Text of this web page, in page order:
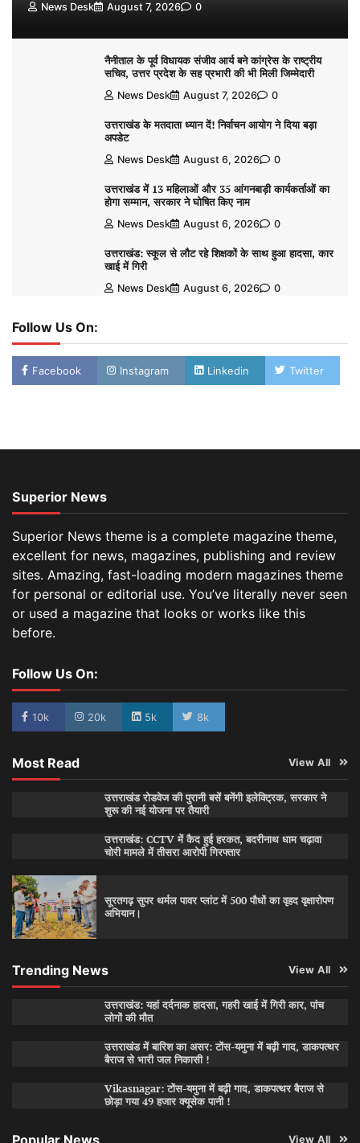
News Desk August 7, 2026 0
नैनीताल के पूर्व विधायक संजीव आर्य बने कांग्रेस के राष्ट्रीय
सचिव, उत्तर प्रदेश के सह प्रभारी की भी मिली जिम्मेदारी
News Desk August 7, 2026 0
उत्तराखंड के मतदाता ध्यान दें! निर्वाचन आयोग ने दिया बड़ा
अपडेट
News Desk August 6, 2026 0
उत्तराखंड में 13 महिलाओं और 35 आंगनबाड़ी कार्यकर्ताओं का
होगा सम्मान, सरकार ने घोषित किए नाम
News Desk August 6, 2026 0
उत्तराखंड: स्कूल से लौट रहे शिक्षकों के साथ हुआ हादसा, कार
खाई में गिरी
News Desk August 6, 2026 0
Follow Us On:
Facebook Instagram Linkedin Twitter
Superior News
Superior News theme is a complete magazine theme,
excellent for news, magazines, publishing and review
sites. Amazing, fast-loading modern magazines theme
for personal or editorial use. You’ve literally never seen
or used a magazine that looks or works like this
before.
Follow Us On:
10k 20k 5k 8k
Most Read View All
उत्तराखंड रोडवेज की पुरानी बसें बनेंगी इलेक्ट्रिक, सरकार ने
शुरू की नई योजना पर तैयारी
उत्तराखंड: CCTV में कैद हुई हरकत, बदरीनाथ धाम चढ़ावा
चोरी मामले में तीसरा आरोपी गिरफ्तार
सूरतगढ़ सुपर थर्मल पावर प्लांट में 500 पौधों का वृहद वृक्षारोपण
अभियान।
Trending News View All
उत्तराखंड: यहां दर्दनाक हादसा, गहरी खाई में गिरी कार, पांच
लोगों की मौत
उत्तराखंड में बारिश का असर: टोंस-यमुना में बढ़ी गाद, डाकपत्थर
बैराज से भारी जल निकासी !
Vikasnagar: टोंस-यमुना में बढ़ी गाद, डाकपत्थर बैराज से
छोड़ा गया 49 हजार क्यूसेक पानी !
Popular News View All